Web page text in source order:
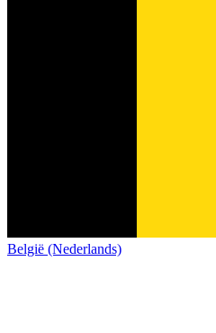
België (Nederlands)